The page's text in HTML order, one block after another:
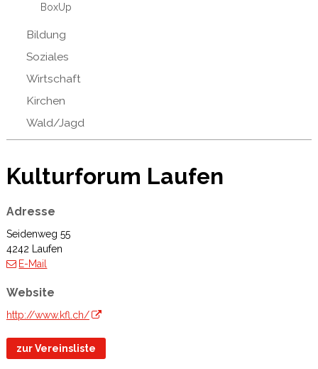
BoxUp
Bildung
Soziales
Wirtschaft
Kirchen
Wald/Jagd
Kulturforum Laufen
Adresse
Seidenweg 55
4242 Laufen
E-Mail
Website
http://www.kfl.ch/
zur Vereinsliste